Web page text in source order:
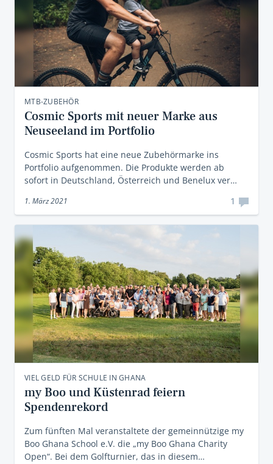
MTB-ZUBEHÖR
Cosmic Sports mit neuer Marke aus
Neuseeland im Portfolio
Cosmic Sports hat eine neue Zubehörmarke ins
Portfolio aufgenommen. Die Produkte werden ab
sofort in Deutschland, Österreich und Benelux ver…
1. März 2021 1
VIEL GELD FÜR SCHULE IN GHANA
my Boo und Küstenrad feiern
Spendenrekord
Zum fünften Mal veranstaltete der gemeinnützige my
Boo Ghana School e.V. die „my Boo Ghana Charity
Open“. Bei dem Golfturnier, das in diesem…